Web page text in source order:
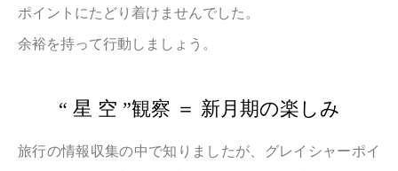
ポイントにたどり着けませんでした。
余裕を持って行動しましょう。
“ 星 空 ”観察 ＝ 新月期の楽しみ
旅行の情報収集の中で知りましたが、グレイシャーポイ